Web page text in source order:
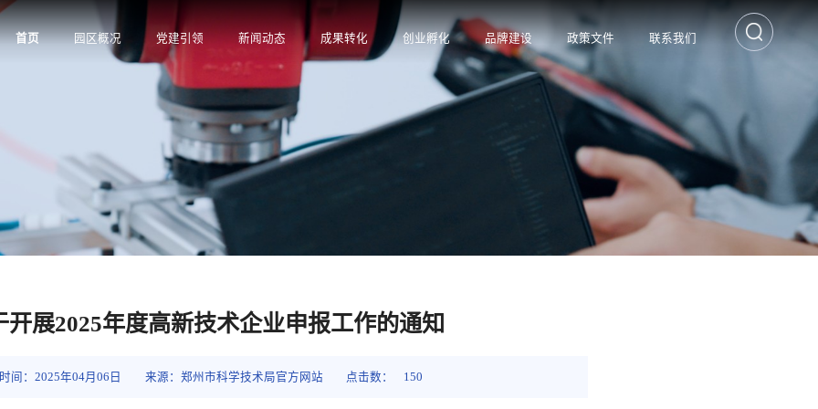
首页 园区概况 党建引领 新闻动态 成果转化 创业孵化 品牌建设 政策文件 联系我们
开展2025年度高新技术企业申报工作的通知
间：2025年04月06日 来源：郑州市科学技术局官方网站 点击数： 150